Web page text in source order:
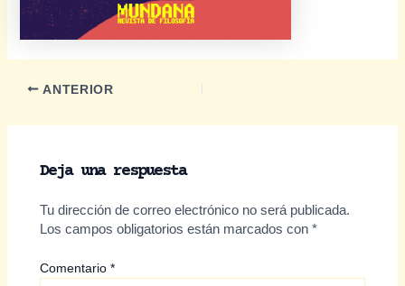
Navegación
entradas
ANTERIOR
Deja una respuesta
Tu dirección de correo electrónico no será publicada.
Los campos obligatorios están marcados con*
Comentario*